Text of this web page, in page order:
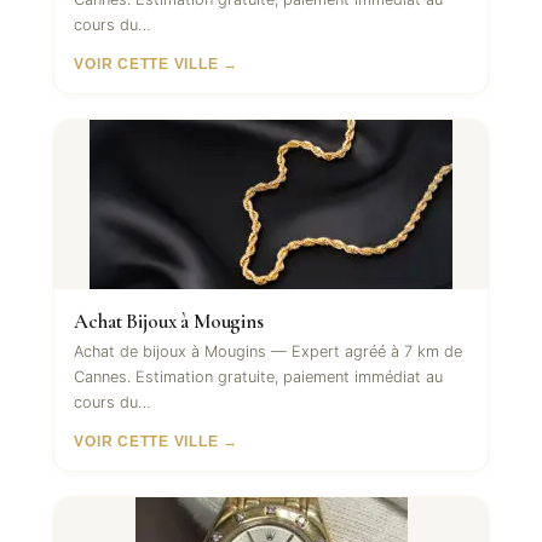
cours du…
VOIR CETTE VILLE →
Achat Bijoux à Mougins
Achat de bijoux à Mougins — Expert agréé à 7 km de
Cannes. Estimation gratuite, paiement immédiat au
cours du…
VOIR CETTE VILLE →